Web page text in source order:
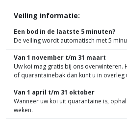
Veiling informatie:
Een bod in de laatste 5 minuten?
De veiling wordt automatisch met 5
Van 1 november t/m 31 maart
Uw koi mag gratis bij ons overwinteren.
of quarantainebak dan kunt u in overleg
Van 1 april t/m 31 oktober
Wanneer uw koi uit quarantaine is,
weken.